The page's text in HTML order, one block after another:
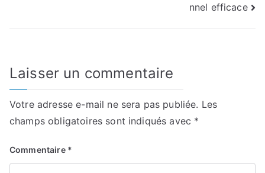
nnel efficace
Laisser un commentaire
Votre adresse e-mail ne sera pas publiée. Les
champs obligatoires sont indiqués avec *
Commentaire *